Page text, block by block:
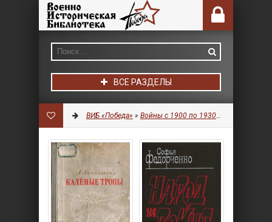
ВСЕ РАЗДЕЛЫ
ВИБ «Победа» » Войны с 1900 по 1930 гг.